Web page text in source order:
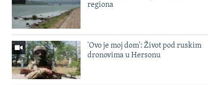
regiona
'Ovo je moj dom': Život pod ruskim
dronovima u Hersonu